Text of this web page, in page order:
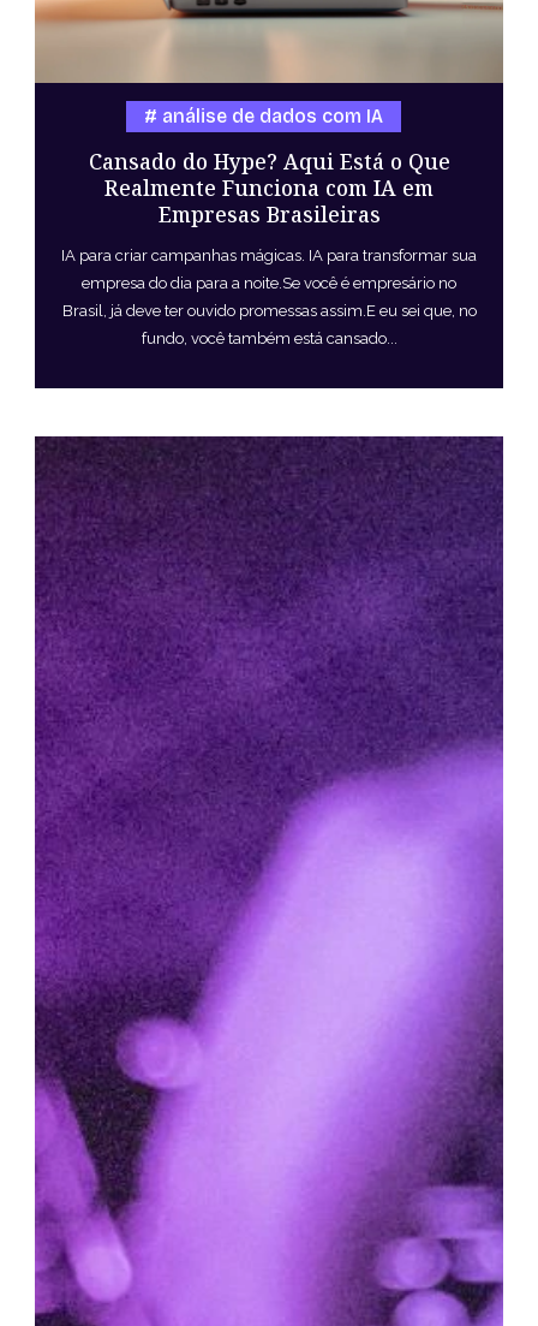
Cansado do Hype? Aqui Está o Que
Realmente Funciona com IA em
Empresas Brasileiras
análise de dados com IA
IA para criar campanhas mágicas. IA para transformar sua
empresa do dia para a noite.Se você é empresário no
Brasil, já deve ter ouvido promessas assim.E eu sei que, no
fundo, você também está cansado...